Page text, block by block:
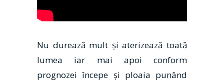
Nu durează mult şi aterizează toată
lumea iar mai apoi conform
prognozei începe şi ploaia punând